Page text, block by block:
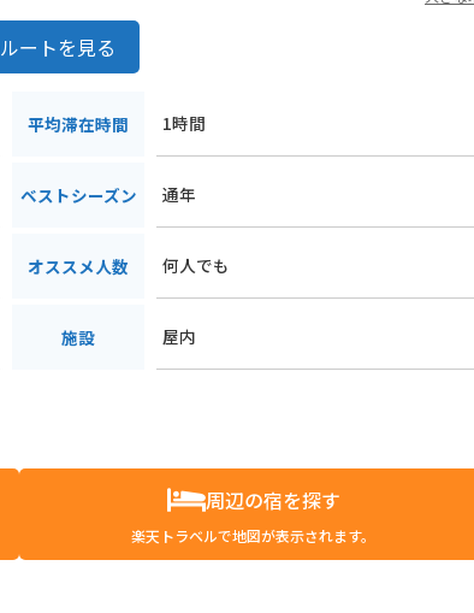
ートを見る
平均滞在時間 1時間
ベストシーズン 通年
オススメ人数 何人でも
施設 屋内
周辺の宿を探す
楽天トラベルで地図が表示されます。